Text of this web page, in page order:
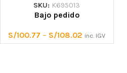
SKU: K695013
Bajo pedido
S/100.77 – S/108.02 inc. IGV